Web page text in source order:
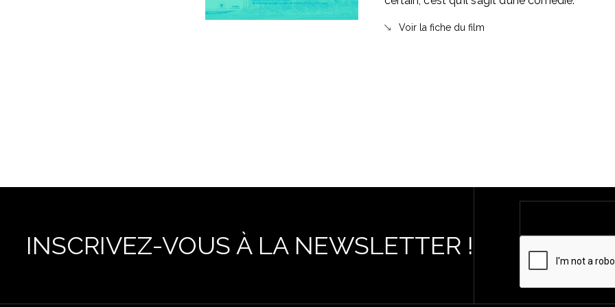
Voir la fiche du film
INSCRIVEZ-VOUS À LA NEWSLETTER !